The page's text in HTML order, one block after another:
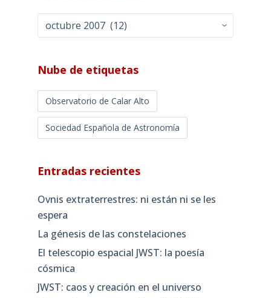
Archivos
mensuales
Nube de etiquetas
Observatorio de Calar Alto
Sociedad Española de Astronomía
Entradas recientes
Ovnis extraterrestres: ni están ni se les
espera
La génesis de las constelaciones
El telescopio espacial JWST: la poesía
cósmica
JWST: caos y creación en el universo